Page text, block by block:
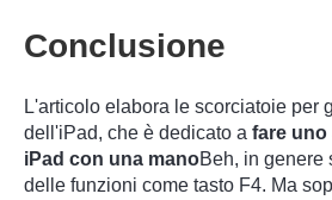
Passaggio
4.
Conclusione
L'articolo elabora le scorciatoie per
dell'iPad, che è dedicato a fare
iPad con una manoBeh, in genere
delle funzioni come tasto F4. Ma